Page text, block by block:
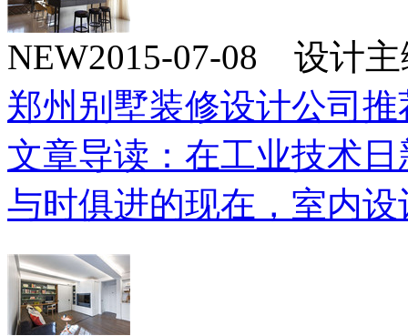
NEW2015-07-08 设计
郑州别墅装修设计公司
文章导读：在工业技术
与时俱进的现在，室内